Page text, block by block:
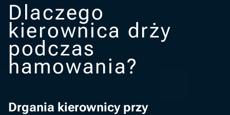
Dlaczego
kierownica drży
podczas
hamowania?
Drgania kierownicy przy